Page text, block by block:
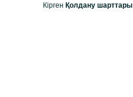
Кірген Қолдану шарттары